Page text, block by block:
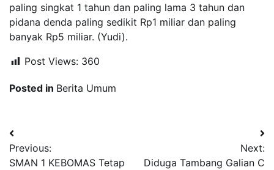
paling singkat 1 tahun dan paling lama 3 tahun dan
pidana denda paling sedikit Rp1 miliar dan paling
banyak Rp5 miliar. (Yudi).
Post Views: 360
Posted in Berita Umum
Navigasi
pos
Previous:
SMAN 1 KEBOMAS Tetap
Next:
Diduga Tambang Galian C